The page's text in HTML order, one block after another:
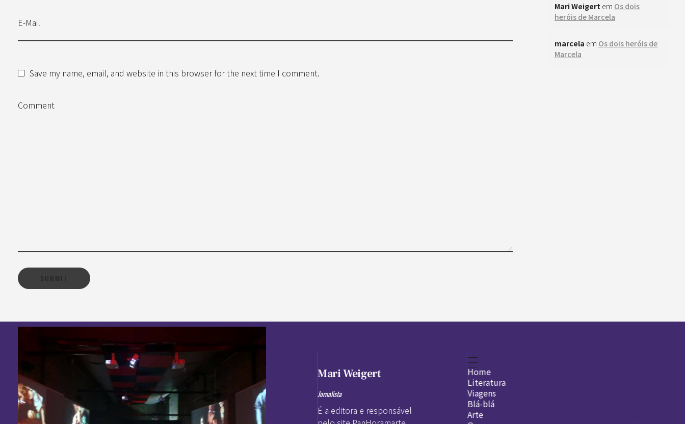
E-Mail
Save my name, email, and website in this browser for the next time I comment.
Comment
Mari Weigert em Os dois
heróis de Marcela
marcela em Os dois heróis de
Marcela
Mari Weigert
Jornalista
É a editora e responsável
Home
Literatura
Legado
Viagens
Blá-blá
Arte